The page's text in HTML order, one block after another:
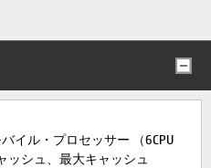
バイル・プロセッサー （6CPU
ッシュ、最大キャッシュ